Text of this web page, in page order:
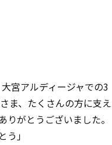
宮アルディージャでの3
ま、たくさんの方に支え
がとうございました。
」